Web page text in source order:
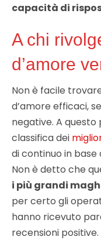
capacità di
A chi
d’amore
Non è facile
d’amore efficaci,
negative. A
classifica dei
di continuo in
Non è detto che
i più grandi
per certo gli
hanno ricevuto
recensioni positive.